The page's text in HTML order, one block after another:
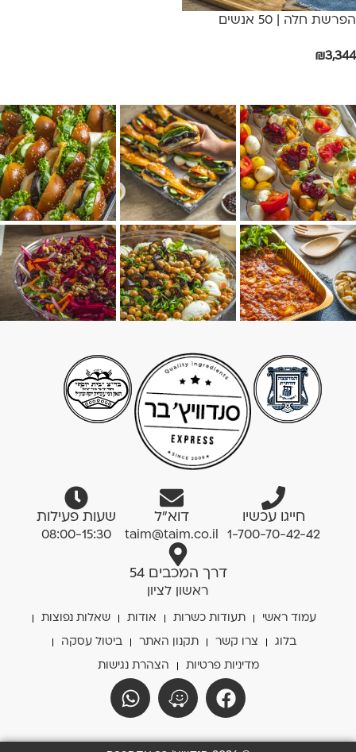
הפרשת חלה | 50 אנשים
₪3,344
חייגו עכשיו
1-700-70-42-42
דוא”ל
taim@taim.co.il
שעות פעילות
08:00-15:30
דרך המכבים 54
ראשון לציון
עמוד ראשי תעודות כשרות אודות שאלות נפוצות
בלוג צרו קשר תקנון האתר ביטול עסקה
מדיניות פרטיות הצהרת נגישות